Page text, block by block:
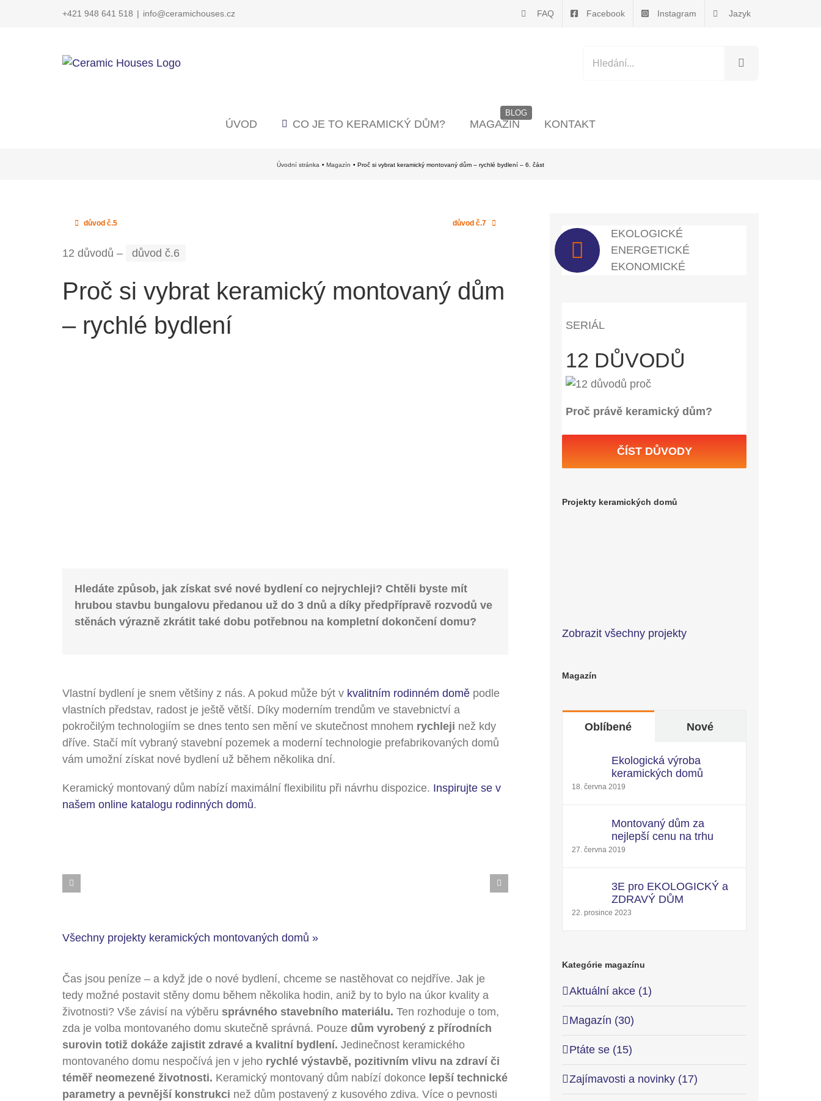
+421 948 641 518 | info@ceramichouses.cz FAQ Facebook Instagram Jazyk
pro:
ÚVOD CO JE TO KERAMICKÝ DŮM? MAGAZÍN
BLOG
KONTAKT
Úvodní stránka Magazín Proč si vybrat keramický montovaný dům – rychlé bydlení – 6. část
důvod č.5 důvod č.7
12 důvodů – důvod č.6
Proč si vybrat keramický montovaný dům
– rychlé bydlení
Hledáte způsob, jak získat své nové bydlení co nejrychleji? Chtěli byste mít
hrubou stavbu bungalovu předanou už do 3 dnů a díky předpřípravě rozvodů ve
stěnách výrazně zkrátit také dobu potřebnou na kompletní dokončení domu?
Vlastní bydlení je snem většiny z nás. A pokud může být v kvalitním rodinném doměpodle
vlastních představ, radost je ještě větší. Díky moderním trendům ve stavebnictví a
pokročilým technologiím se dnes tento sen mění ve skutečnost mnohem rychleji než kdy
dříve. Stačí mít vybraný stavební pozemek a moderní technologie prefabrikovaných domů
vám umožní získat nové bydlení už během několika dní.
Keramický montovaný dům nabízí maximální flexibilitu při návrhu dispozice. Inspirujte se v
našem online katalogu rodinných domů.
Všechny projekty keramických montovaných domů »
Čas jsou peníze – a když jde o nové bydlení, chceme se nastěhovat co nejdříve. Jak je
tedy možné postavit stěny domu během několika hodin, aniž by to bylo na úkor kvality a
životnosti? Vše závisí na výběru správného stavebního materiálu. Ten rozhoduje o tom,
zda je volba montovaného domu skutečně správná. Pouze dům vyrobený z přírodních
surovin totiž dokáže zajistit zdravé a kvalitní bydlení. Jedinečnost keramického
montovaného domu nespočívá jen v jeho rychlé výstavbě, pozitivním vlivu na zdraví či
téměř neomezené životnosti. Keramický montovaný dům nabízí dokonce lepší technické
parametry a pevnější konstrukci než dům postavený z kusového zdiva. Více o pevnosti
EKOLOGICKÉ
ENERGETICKÉ
EKONOMICKÉ
SERIÁL
12 DŮVODŮ
Proč právě keramický dům?
ČÍST DŮVODY
Projekty keramických domů
Zobrazit všechny projekty
Magazín
Oblíbené Nové
Ekologická výroba
keramických domů
18. června 2019
Montovaný dům za
nejlepší cenu na trhu
27. června 2019
3E pro EKOLOGICKÝ a
ZDRAVÝ DŮM
22. prosince 2023
Kategórie magazínu
Aktuální akce (1)
Magazín (30)
Ptáte se (15)
Zajímavosti a novinky (17)